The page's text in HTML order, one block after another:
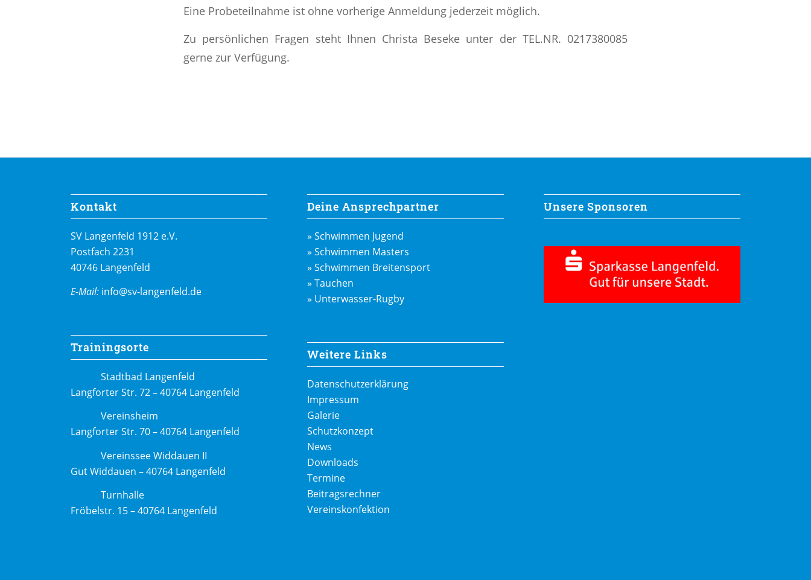
Eine Probeteilnahme ist ohne vorherige Anmeldung jederzeit möglich.
Zu persönlichen Fragen steht Ihnen Christa Beseke unter der TEL.NR. 0217380085
gerne zur Verfügung.
Kontakt
SV Langenfeld 1912 e.V.
Postfach 2231
40746 Langenfeld
E-Mail: info@sv-langenfeld.de
Trainingsorte
Stadtbad Langenfeld
Langforter Str. 72 – 40764 Langenfeld
Vereinsheim
Langforter Str. 70 – 40764 Langenfeld
Vereinssee Widdauen II
Gut Widdauen – 40764 Langenfeld
Turnhalle
Fröbelstr. 15 – 40764 Langenfeld
Deine Ansprechpartner
» Schwimmen Jugend
» Schwimmen Masters
» Schwimmen Breitensport
» Tauchen
» Unterwasser-Rugby
Weitere Links
Datenschutzerklärung
Impressum
Galerie
Schutzkonzept
News
Downloads
Termine
Beitragsrechner
Vereinskonfektion
Unsere Sponsoren